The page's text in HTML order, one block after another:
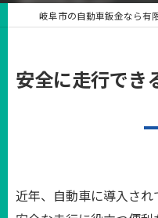
安全に走行でき
近年、自動車に導入さ